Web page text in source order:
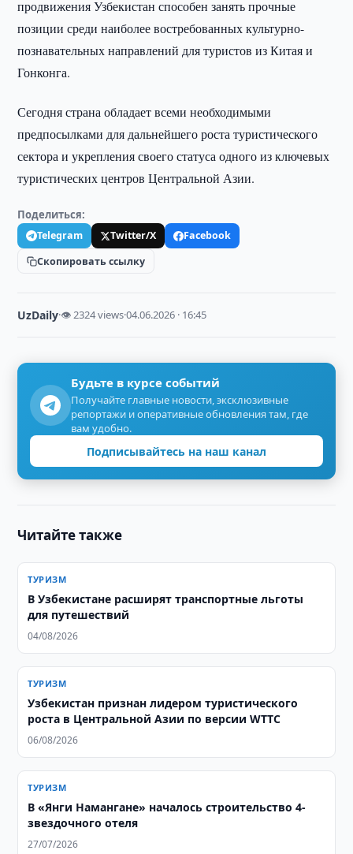
продвижения Узбекистан способен занять прочные
позиции среди наиболее востребованных культурно-
познавательных направлений для туристов из Китая и
Гонконга.
Сегодня страна обладает всеми необходимыми
предпосылками для дальнейшего роста туристического
сектора и укрепления своего статуса одного из ключевых
туристических центров Центральной Азии.
Поделиться:
Telegram Twitter/X
Facebook
Скопировать ссылку
UzDaily·👁 2324 views·04.06.2026 · 16:45
Будьте в курсе событий
Получайте главные новости, эксклюзивные
репортажи и оперативные обновления там, где
вам удобно.
Подписывайтесь на наш канал
Читайте также
ТУРИЗМ
В Узбекистане расширят транспортные льготы
для путешествий
04/08/2026
ТУРИЗМ
Узбекистан признан лидером туристического
роста в Центральной Азии по версии WTTC
06/08/2026
ТУРИЗМ
В «Янги Намангане» началось строительство 4-
звездочного отеля
27/07/2026